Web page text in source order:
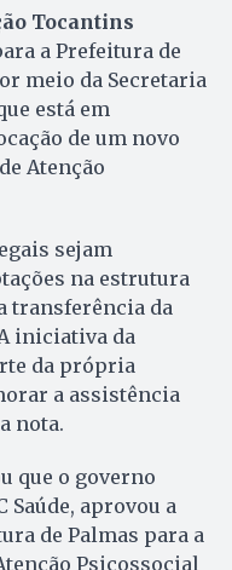
Tocantins
a Prefeitura de
meio da Secretaria
está em
de um novo
Atenção
sejam
na estrutura
transferência da
iniciativa da
da própria
a assistência
nota.
que o governo
Saúde, aprovou a
de Palmas para a
Psicossocial